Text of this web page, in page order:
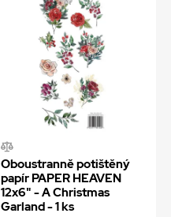
Oboustranně potištěný
papír PAPER HEAVEN
12x6" - A Christmas
Garland - 1 ks